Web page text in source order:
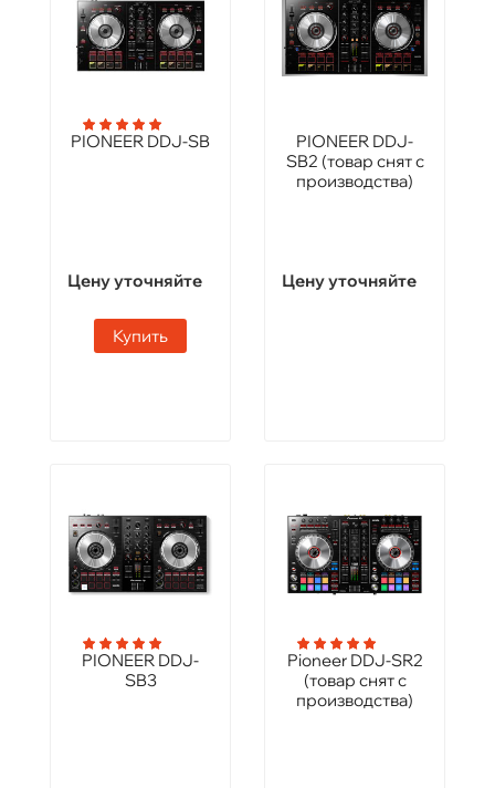
PIONEER DDJ-SB
Цену уточняйте
Купить
PIONEER DDJ-
SB2 (товар снят с
производства)
Цену уточняйте
PIONEER DDJ-
SB3
Pioneer DDJ-SR2
(товар снят с
производства)